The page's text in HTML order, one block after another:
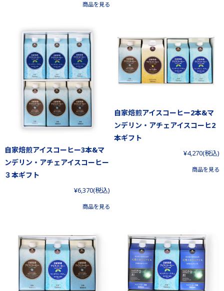
商品を見る
自家焙煎アイスコーヒー3本&マ
ンデリン・アチェアイスコーヒー
３本ギフト
¥6,370(税込)
商品を見る
自家焙煎アイスコーヒー2本&マ
ンデリン・アチェアイスコーヒ2
本ギフト
¥4,270(税込)
商品を見る